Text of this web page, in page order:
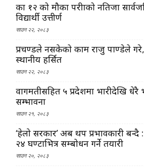
कक्षा १२ को मौका परीक्षाको नतिजा
विद्यार्थी उत्तीर्ण
साउन २२, २०८३
प्रचण्डले नसकेको काम राजु पाण्डेले
स्थानीय हर्सित
साउन २२, २०८३
वागमतीसहित ५ प्रदेशमा भारीदेखि धेरै
सम्भावना
साउन २१, २०८३
‘हेलो सरकार’ अब थप प्रभावकारी
२४ घण्टाभित्र सम्बोधन गर्ने तयारी
साउन २०, २०८३